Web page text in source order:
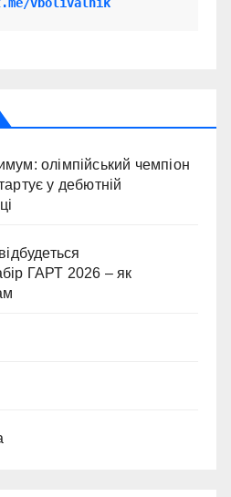
vbolivalnik
олімпійський чемпіон
у дебютній
ГАРТ 2026 – як